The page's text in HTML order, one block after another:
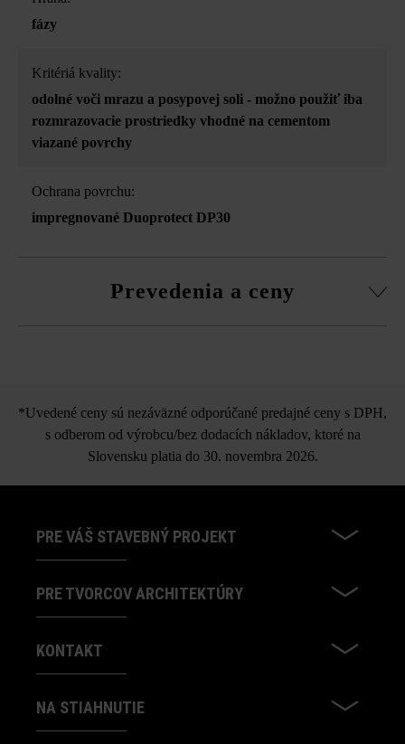
fázy
Kritériá kvality:
odolné voči mrazu a posypovej soli - možno použiť iba
rozmrazovacie prostriedky vhodné na cementom
viazané povrchy
Ochrana povrchu:
impregnované Duoprotect DP30
Prevedenia a ceny
*Uvedené ceny sú nezáväzné odporúčané predajné ceny s DPH,
s odberom od výrobcu/bez dodacích nákladov, ktoré na
Slovensku platia do 30. novembra 2026.
PRE VÁŠ STAVEBNÝ PROJEKT
PRE TVORCOV ARCHITEKTÚRY
KONTAKT
NA STIAHNUTIE